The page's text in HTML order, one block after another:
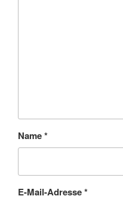
Name*
E-Mail-Adresse*